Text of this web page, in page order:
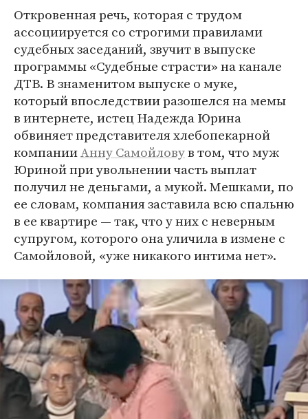
Откровенная речь, которая с трудом
ассоциируется со строгими правилами
судебных заседаний, звучит в выпуске
программы «Судебные страсти» на канале
ДТВ. В знаменитом выпуске о муке,
который впоследствии разошелся на мемы
в интернете, истец Надежда Юрина
обвиняет представителя хлебопекарной
компанииАнну Самойловув том, что муж
Юриной при увольнении часть выплат
получил не деньгами, а мукой. Мешками, по
ее словам, компания заставила всю спальню
в ее квартире — так, что у них с неверным
супругом, которого она уличила в измене с
Самойловой, «уже никакого интима нет».